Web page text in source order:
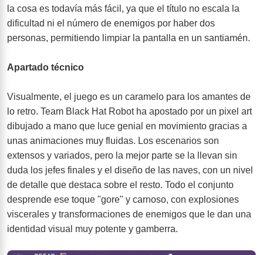
la cosa es todavía más fácil, ya que el título no escala la
dificultad ni el número de enemigos por haber dos
personas, permitiendo limpiar la pantalla en un santiamén.
Apartado técnico
Visualmente, el juego es un caramelo para los amantes de
lo retro. Team Black Hat Robot ha apostado por un pixel art
dibujado a mano que luce genial en movimiento gracias a
unas animaciones muy fluidas. Los escenarios son
extensos y variados, pero la mejor parte se la llevan sin
duda los jefes finales y el diseño de las naves, con un nivel
de detalle que destaca sobre el resto. Todo el conjunto
desprende ese toque "gore" y carnoso, con explosiones
viscerales y transformaciones de enemigos que le dan una
identidad visual muy potente y gamberra.